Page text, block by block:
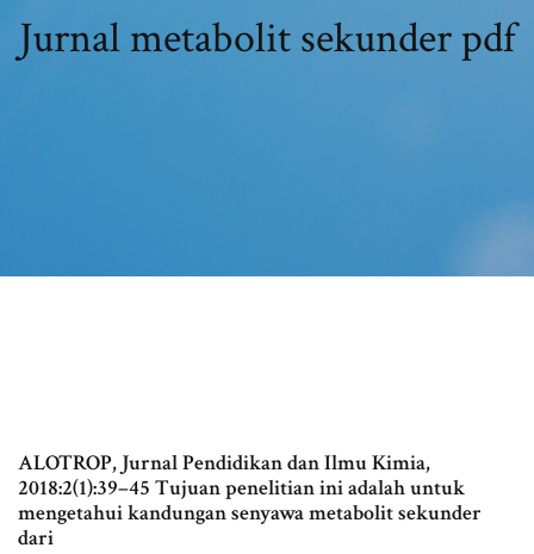
Jurnal metabolit sekunder pdf
ALOTROP, Jurnal Pendidikan dan Ilmu Kimia,
2018:2(1):39–45 Tujuan penelitian ini adalah untuk
mengetahui kandungan senyawa metabolit sekunder
dari